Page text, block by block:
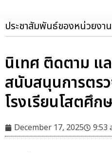
ประชาสัมพันธ์ของหน่วยงา
นิเทศ ติดตาม แ
สนับสนุนการตร
โรงเรียนโสตศึ
December 17, 2025 9:53